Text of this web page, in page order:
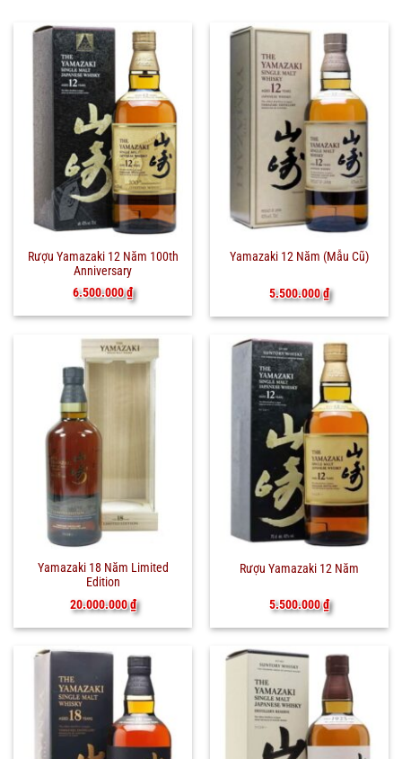
Rượu Yamazaki 12 Năm 100th
Anniversary
6.500.000₫
Yamazaki 12 Năm (Mẫu Cũ)
5.500.000₫
Yamazaki 18 Năm Limited
Edition
20.000.000₫
Rượu Yamazaki 12 Năm
5.500.000₫